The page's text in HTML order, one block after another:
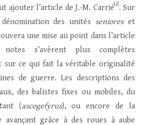
ajouter l’article de J.‑M. Carrié[2]. Sur
des unités senioreset
une mise au point dans l’article
s’avèrent plus complètes
sur ce qui fait la véritable originalité
de guerre. Les descriptions des
des balistes fixes ou mobiles, du
(ascogefyrus), ou encore de la
avançant grâce à des roues à aube